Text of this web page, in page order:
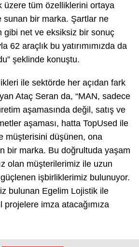
üzere tüm özelliklerini ortaya
sunan bir marka. Şartlar ne
gibi net ve eksiksiz bir sonuç
62 araçlık bu yatırımımızda da
şeklinde konuştu.
ile sektörde her açıdan fark
Ataç Seran da, “MAN, sadece
aşamasında değil, satış ve
aşaması, hatta TopUsed ile
müşterisini düşünen, ona
bir marka. Bu doğrultuda yaşam
olan müşterilerimiz ile uzun
işbirliklerimiz bulunuyor.
bulunan Egelim Lojistik ile
imza atacağımıza